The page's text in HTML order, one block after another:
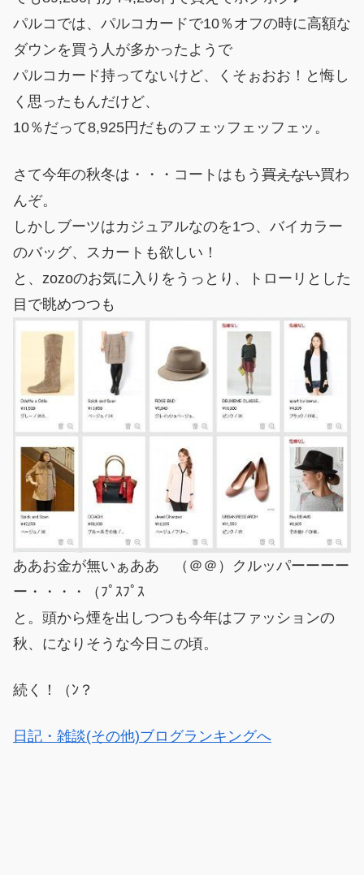
パルコでは、パルコカードで10％オフの時に高額な
ダウンを買う人が多かったようで
パルコカード持ってないけど、くそぉおお！と悔し
く思ったもんだけど、
10％だって8,925円だものフェッフェッフェッ。
さて今年の秋冬は・・・コートはもう 買えない買わ
んぞ。
しかしブーツはカジュアルなのを1つ、バイカラー
のバッグ、スカートも欲しい！
と、zozoのお気に入りをうっとり、トローリとした
目で眺めつつも
ああお金が無いぁああ （＠＠）クルッパーーーー
ー・・・・（ﾌﾟｽﾌﾟｽ
と。頭から煙を出しつつも今年はファッションの
秋、になりそうな今日この頃。
続く！（ﾝ？
日記・雑談(その他)ブログランキングへ